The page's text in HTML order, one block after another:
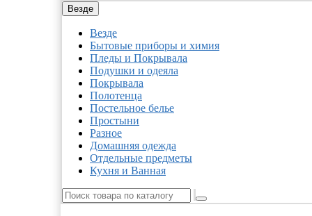
Везде
Везде
Бытовые приборы и химия
Пледы и Покрывала
Подушки и одеяла
Покрывала
Полотенца
Постельное белье
Простыни
Разное
Домашняя одежда
Отдельные предметы
Кухня и Ванная